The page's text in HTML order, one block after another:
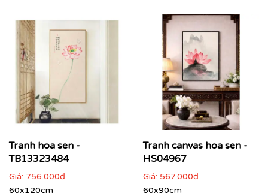
Tranh hoa sen -
TB13323484
Giá: 756.000đ
60x120cm
Tranh canvas hoa sen -
HS04967
Giá: 567.000đ
60x90cm